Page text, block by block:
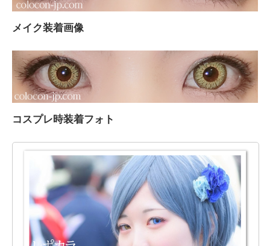
メイク装着画像
コスプレ時装着フォト